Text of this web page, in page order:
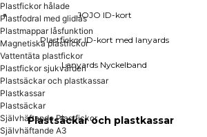
Plastpärmar
Plastpärmar A4
Plastpärmar A6
Plastpärmar A7
JOJO ID-kort
Plastfickor ID-kort med lanyards
Lanyards Nyckelband
Plastsäckar och plastkassar
Plastfickor hålade
Plastfodral med glidlås
Plastmappar låsfunktion
Magnetiska plastfickor
Vattentäta plastfickor
Plastfickor sjukvården
Plastsäckar och plastkassar
Plastkassar
Plastsäckar
Självhäftande Plastfickor
Självhäftande A3